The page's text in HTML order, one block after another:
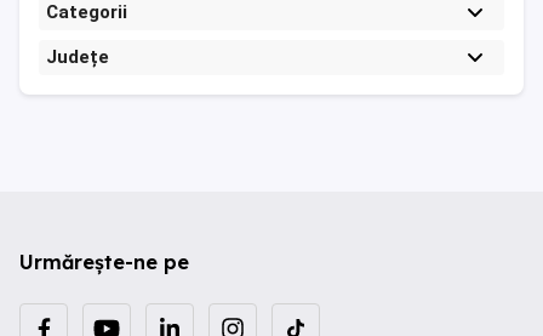
Categorii
Județe
Urmărește-ne pe